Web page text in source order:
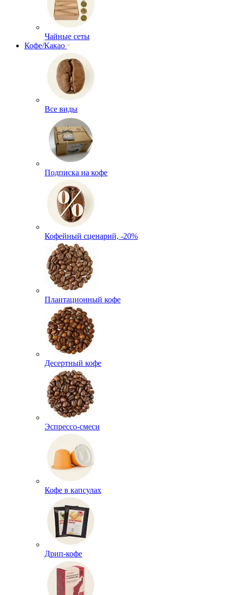
Чайные сеты
Кофе/Какао
Все виды
Подписка на кофе
Кофейный сценарий, -20%
Плантационный кофе
Десертный кофе
Эспрессо-смеси
Кофе в капсулах
Дрип-кофе